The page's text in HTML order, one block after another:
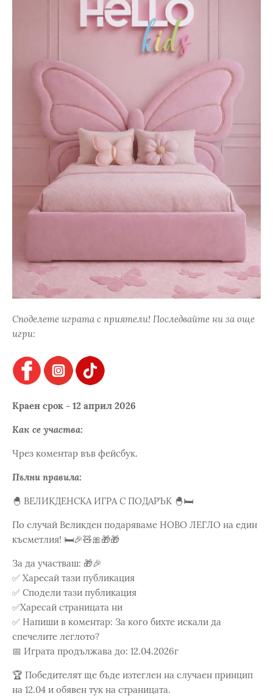
Споделете играта с приятели! Последвайте ни за още
игри:
Краен срок - 12 април 2026
Как се участва:
Чрез коментар във фейсбук.
Пълни правила:
🐣 ВЕЛИКДЕНСКА ИГРА С ПОДАРЪК 🐣🛏️
По случай Великден подаряваме НОВО ЛЕГЛО на един
късметлия! 🛏️🎉🧸🎀🎁🎁
За да участваш: 🎁🎉
✅ Харесай тази публикация
✅ Сподели тази публикация
✅Харесай страницата ни
✅ Напиши в коментар: За кого бихте искали да
спечелите леглото?
📅 Играта продължава до: 12.04.2026г
🏆 Победителят ще бъде изтеглен на случаен принцип
на 12.04 и обявен тук на страницата.